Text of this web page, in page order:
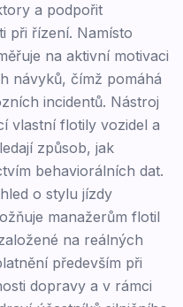
a podpořit
při řízení. Namísto
na aktivní motivaci
návyků, čímž pomáhá
incidentů. Nástroj
vlastní flotily vozidel a
způsob, jak
behaviorálních dat.
o stylu jízdy
manažerům flotil
na reálných
především při
dopravy a v rámci